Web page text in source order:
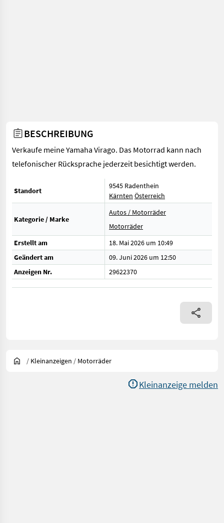
BESCHREIBUNG
Verkaufe meine Yamaha Virago. Das Motorrad kann nach
telefonischer Rücksprache jederzeit besichtigt werden.
Standort
9545 Radenthein
Kärnten Österreich
Kategorie / Marke
Autos / Motorräder
Motorräder
Erstellt am
18. Mai 2026 um 10:49
Geändert am
09. Juni 2026 um 12:50
Anzeigen Nr.
29622370
/ Kleinanzeigen / Motorräder
Kleinanzeige melden